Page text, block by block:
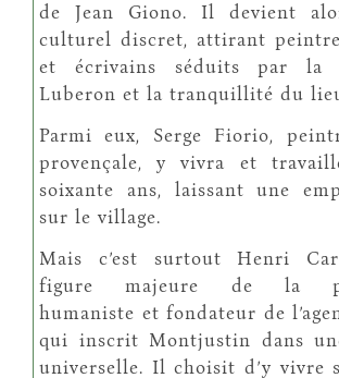
de Jean Giono. Il devient
culturel discret, attirant
et écrivains séduits par la
Luberon et la tranquillité du
Parmi eux, Serge Fiorio,
provençale, y vivra et
soixante ans, laissant une
sur le village.
Mais c’est surtout Henri
figure majeure de la
humaniste et fondateur de
qui inscrit Montjustin dans
universelle. Il choisit d’y vivre